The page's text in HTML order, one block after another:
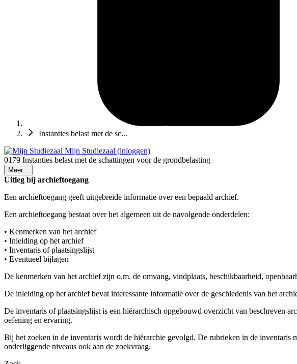
Instanties belast met de sc...
Mijn Studiezaal (inloggen)
0179 Instanties belast met de schattingen voor de grondbelasting
Meer...
Uitleg bij archieftoegang
Een archieftoegang geeft uitgebreide informatie over een bepaald archief.
Een archieftoegang bestaat over het algemeen uit de navolgende onderdelen:
• Kenmerken van het archief
• Inleiding op het archief
• Inventaris of plaatsingslijst
• Eventueel bijlagen
De kenmerken van het archief zijn o.m. de omvang, vindplaats, beschikbaarheid,
De inleiding op het archief bevat interessante informatie over de geschiedenis van het
De inventaris of plaatsingslijst is een hiërarchisch opgebouwd overzicht van beschreven
oefening en ervaring.
Bij het zoeken in de inventaris wordt de hiërarchie gevolgd. De rubrieken in de
onderliggende niveaus ook aan de zoekvraag.